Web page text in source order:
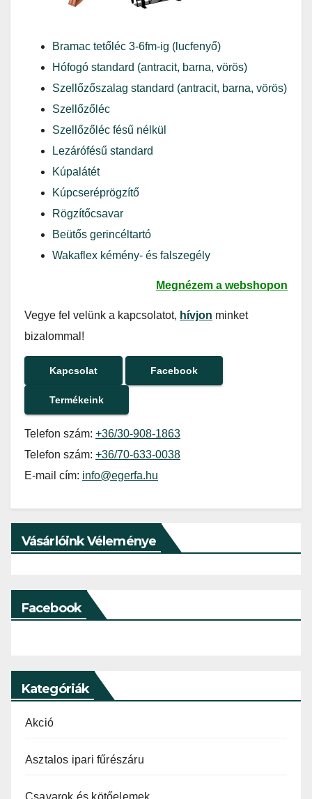
Bramac tetőléc 3-6fm-ig (lucfenyő)
Hófogó standard (antracit, barna, vörös)
Szellőzőszalag standard (antracit, barna, vörös)
Szellőzőléc
Szellőzőléc fésű nélkül
Lezárófésű standard
Kúpalátét
Kúpcseréprögzítő
Rögzítőcsavar
Beütős gerincéltartó
Wakaflex kémény- és falszegély
Megnézem a webshopon
Vegye fel velünk a kapcsolatot, hívjon minket
bizalommal!
Kapcsolat Facebook
Termékeink
Telefon szám: +36/30-908-1863
Telefon szám: +36/70-633-0038
E-mail cím: info@egerfa.hu
Vásárlóink Véleménye
Facebook
Kategóriák
Akció
Asztalos ipari fűrészáru